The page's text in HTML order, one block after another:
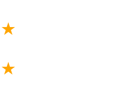
★
★